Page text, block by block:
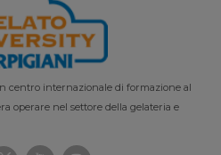
centro internazionale di formazione al
operare nel settore della gelateria e